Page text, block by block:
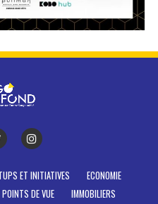
ET INITIATIVES
ECONOMIE
DE VUE IMMOBILIERS